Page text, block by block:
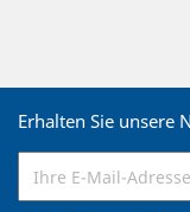
Erhalten Sie unsere